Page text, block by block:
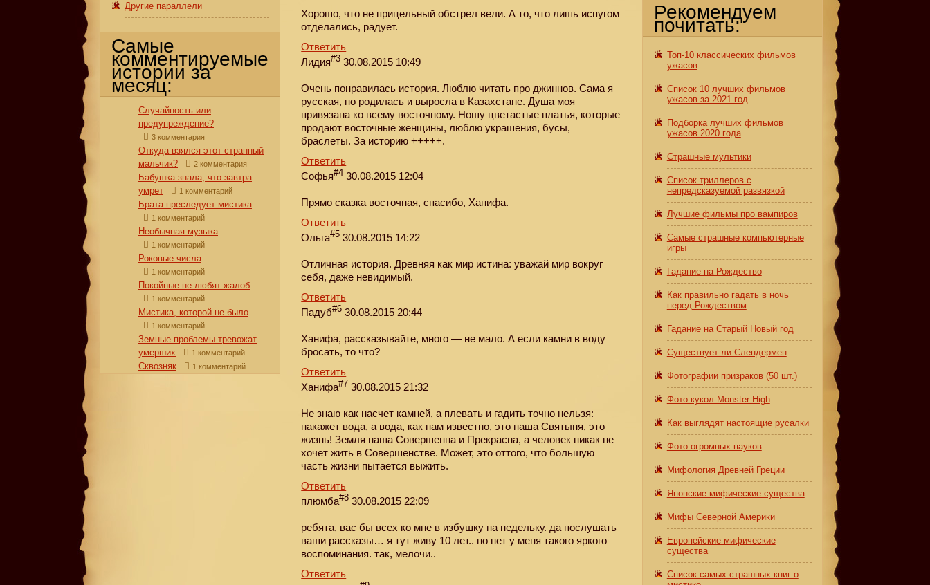
Хорошо, что не прицельный обстрел вели. А то, что лишь испугом
отделались, радует.
Ответить
Лидия#3 30.08.2015 10:49
Очень понравилась история. Люблю читать про джиннов. Сама я
русская, но родилась и выросла в Казахстане. Душа моя
привязана ко всему восточному. Ношу цветастые платья, которые
продают восточные женщины, люблю украшения, бусы,
браслеты. За историю +++++.
Ответить
Софья#4 30.08.2015 12:04
Прямо сказка восточная, спасибо, Ханифа.
Ответить
Ольга#5 30.08.2015 14:22
Отличная история. Древняя как мир истина: уважай мир вокруг
себя, даже невидимый.
Ответить
Падуб#6 30.08.2015 20:44
Ханифа, рассказывайте, много — не мало. А если камни в воду
бросать, то что?
Ответить
Ханифа#7 30.08.2015 21:32
Не знаю как насчет камней, а плевать и гадить точно нельзя:
накажет вода, а вода, как нам известно, это наша Святыня, это
жизнь! Земля наша Совершенна и Прекрасна, а человек никак не
хочет жить в Совершенстве. Может, это оттого, что большую
часть жизни пытается выжить.
Ответить
плюмба#8 30.08.2015 22:09
ребята, вас бы всех ко мне в избушку на недельку. да послушать
ваши рассказы… я тут живу 10 лет.. но нет у меня такого яркого
воспоминания. так, мелочи..
Ответить
Другие параллели
Самые
комментируемые
истории за
месяц:
Случайность или
предупреждение?
3 комментария
Откуда взялся этот странный
мальчик?
2 комментария
Бабушка знала, что завтра
умрет
1 комментарий
Брата преследует мистика
1 комментарий
Необычная музыка
1 комментарий
Роковые числа
1 комментарий
Покойные не любят жалоб
1 комментарий
Мистика, которой не было
1 комментарий
Земные проблемы тревожат
умерших
1 комментарий
Сквозняк 1 комментарий
Рекомендуем
почитать:
Топ-10 классических фильмов
ужасов
Список 10 лучших фильмов
ужасов за 2021 год
Подборка лучших фильмов
ужасов 2020 года
Страшные мультики
Список триллеров с
непредсказуемой развязкой
Лучшие фильмы про вампиров
Самые страшные компьютерные
игры
Гадание на Рождество
Как правильно гадать в ночь
перед Рождеством
Гадание на Старый Новый год
Существует ли Слендермен
Фотографии призраков (50 шт.)
Фото кукол Monster High
Как выглядят настоящие русалки
Фото огромных пауков
Мифология Древней Греции
Японские мифические существа
Мифы Северной Америки
Европейские мифические
существа
Список самых страшных книг о